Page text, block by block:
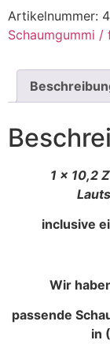
Artikelnummer:
Schaumgummi /
1 x 10,2
inclusive
Wir
passende
in